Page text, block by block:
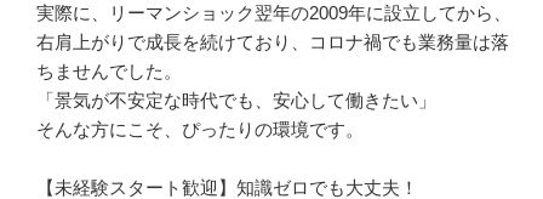
実際に、リーマンショック翌年の2009年に設立してから、
右肩上がりで成長を続けており、コロナ禍でも業務量は落
ちませんでした。
「景気が不安定な時代でも、安心して働きたい」
そんな方にこそ、ぴったりの環境です。
【未経験スタート歓迎】知識ゼロでも大丈夫！